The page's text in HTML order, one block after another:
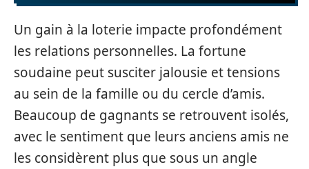
Un gain à la loterie impacte profondément
les relations personnelles. La fortune
soudaine peut susciter jalousie et tensions
au sein de la famille ou du cercle d’amis.
Beaucoup de gagnants se retrouvent isolés,
avec le sentiment que leurs anciens amis ne
les considèrent plus que sous un angle